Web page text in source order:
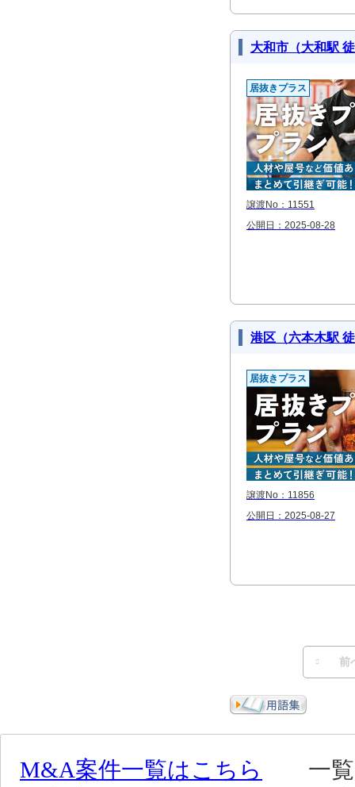
大和市（大和駅
居抜きプラス
譲渡No：11551
公開日：2025-08-28
港区（六本木駅
居抜きプラス
譲渡No：11856
公開日：2025-08-27
前
M&A案件一覧はこちら
一覧